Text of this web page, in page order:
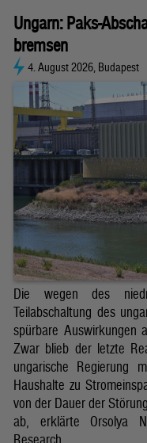
Ungarn: Paks-
bremsen
4. August 2026, Budapest
Die wegen des
Teilabschaltung des
spürbare Auswirkungen
Zwar blieb der letzte
ungarische Regierung
Haushalte zu
von der Dauer der
ab, erklärte Orsolya
Research.